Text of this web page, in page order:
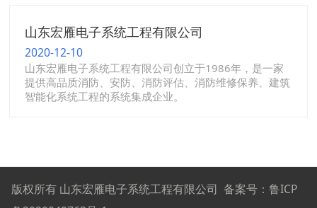
山东宏雁电子系统工程有限公司
2020-12-10
山东宏雁电子系统工程有限公司创立于1986年，是一家
提供高品质消防、安防、消防评估、消防维修保养、建筑
智能化系统工程的系统集成企业。
版权所有 山东宏雁电子系统工程有限公司 备案号： 鲁ICP